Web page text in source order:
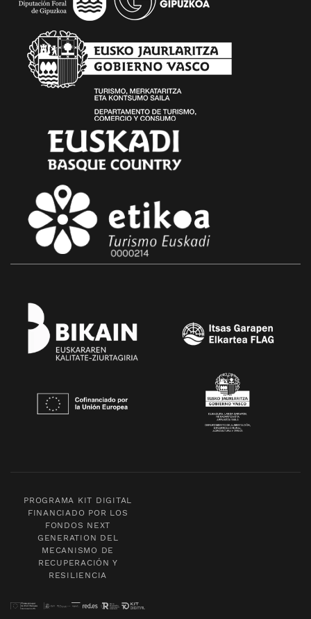
PROGRAMA KIT DIGITAL
FINANCIADO POR LOS
FONDOS NEXT
GENERATION DEL
MECANISMO DE
RECUPERACIÓN Y
RESILIENCIA